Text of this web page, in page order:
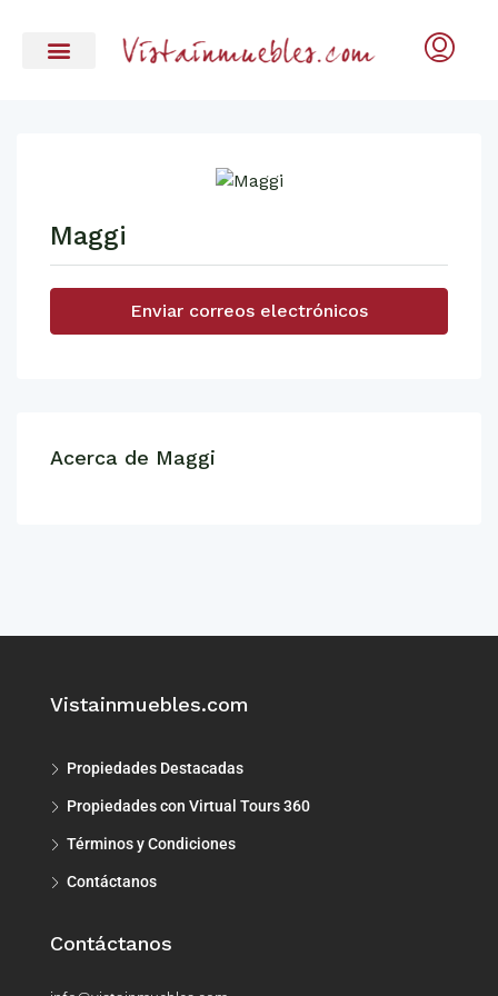
Maggi
Enviar correos electrónicos
Acerca de Maggi
Vistainmuebles.com
Propiedades Destacadas
Propiedades con Virtual Tours 360
Términos y Condiciones
Contáctanos
Contáctanos